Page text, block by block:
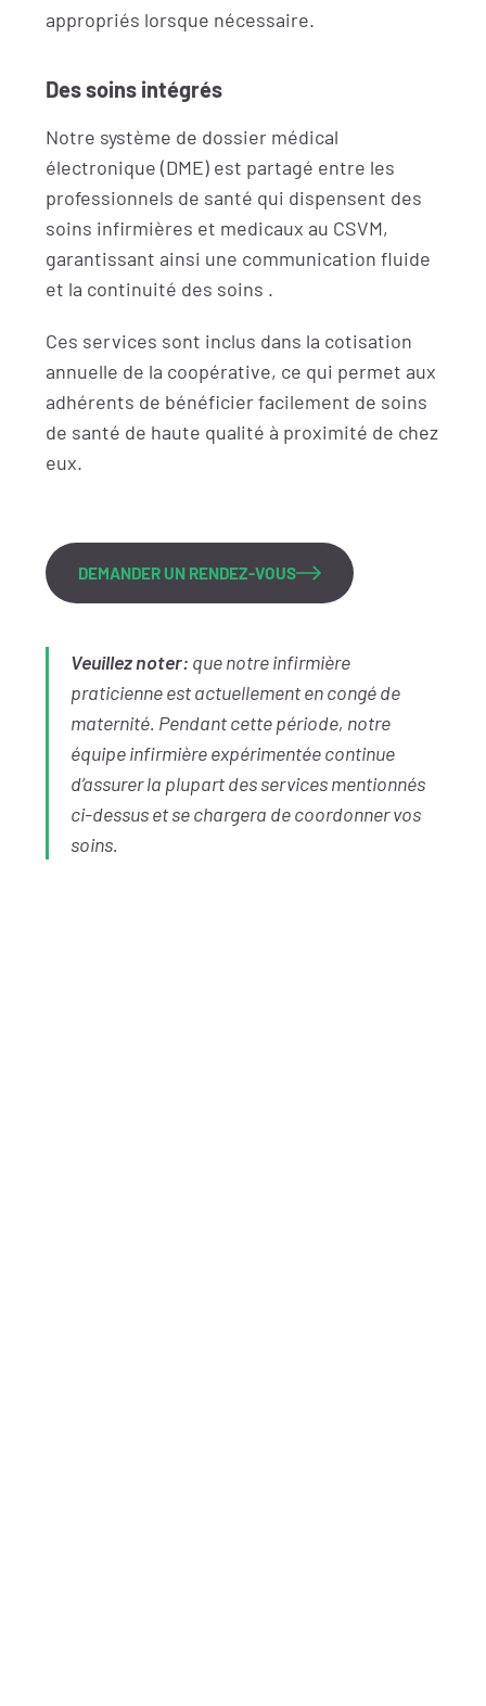
appropriés lorsque nécessaire.
Des soins intégrés
Notre système de dossier médical
électronique (DME) est partagé entre les
professionnels de santé qui dispensent des
soins infirmières et medicaux au CSVM,
garantissant ainsi une communication fluide
et la continuité des soins .
Ces services sont inclus dans la cotisation
annuelle de la coopérative, ce qui permet aux
adhérents de bénéficier facilement de soins
de santé de haute qualité à proximité de chez
eux.
DEMANDER UN RENDEZ-VOUS
Veuillez noter: que notre infirmière
praticienne est actuellement en congé de
maternité. Pendant cette période, notre
équipe infirmière expérimentée continue
d’assurer la plupart des services mentionnés
ci-dessus et se chargera de coordonner vos
soins.